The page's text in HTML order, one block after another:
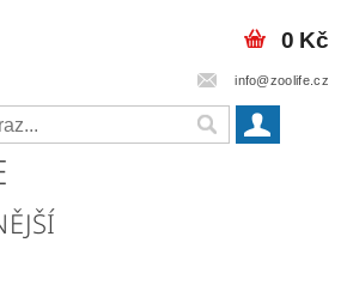
info@zoolife.cz
0 Kč